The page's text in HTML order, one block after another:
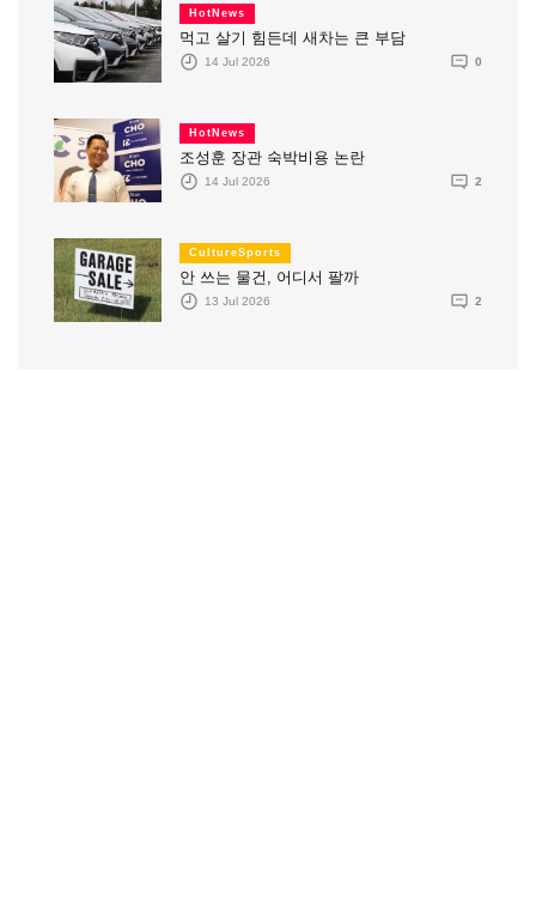
HotNews
먹고 살기 힘든데 새차는 큰 부담
14 Jul 2026 0
HotNews
조성훈 장관 숙박비용 논란
14 Jul 2026 2
CultureSports
안 쓰는 물건, 어디서 팔까
13 Jul 2026 2